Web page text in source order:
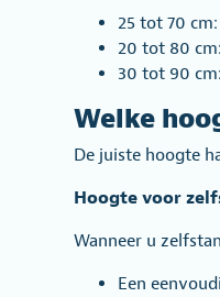
25 tot 70
20 tot 80
30 tot 90
Welke
De juiste hoogte
Hoogte voor
Wanneer u
Een